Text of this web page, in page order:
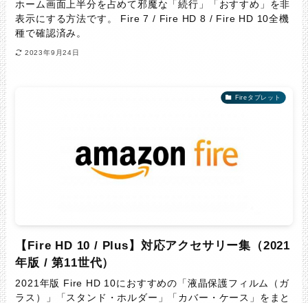
ホーム画面上半分を占めて邪魔な「続行」「おすすめ」を非
表示にする方法です。 Fire 7 / Fire HD 8 / Fire HD 10全機
種で確認済み。
2023年9月24日
Fireタブレット
【Fire HD 10 / Plus】対応アクセサリー集（2021
年版 / 第11世代）
2021年版 Fire HD 10におすすめの「液晶保護フィルム（ガ
ラス）」「スタンド・ホルダー」「カバー・ケース」をまと